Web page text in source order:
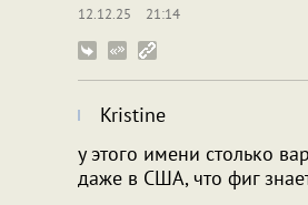
12.12.25
21:14
Kristine
у этого имени столько
даже в США, что фиг